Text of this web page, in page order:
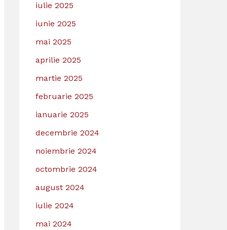
iulie 2025
iunie 2025
mai 2025
aprilie 2025
martie 2025
februarie 2025
ianuarie 2025
decembrie 2024
noiembrie 2024
octombrie 2024
august 2024
iulie 2024
mai 2024